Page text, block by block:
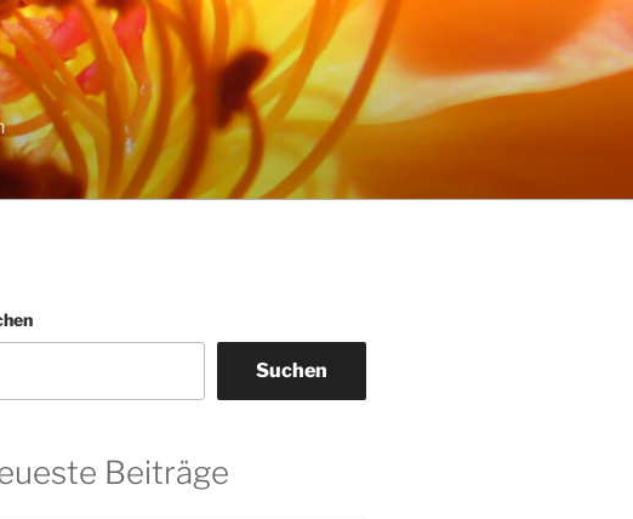
Suchen
Beiträge